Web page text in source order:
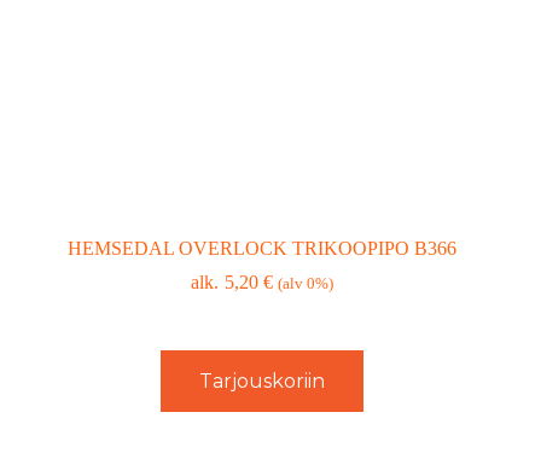
HEMSEDAL OVERLOCK TRIKOOPIPO B366
5,20€ (alv 0%)
Tarjouskoriin